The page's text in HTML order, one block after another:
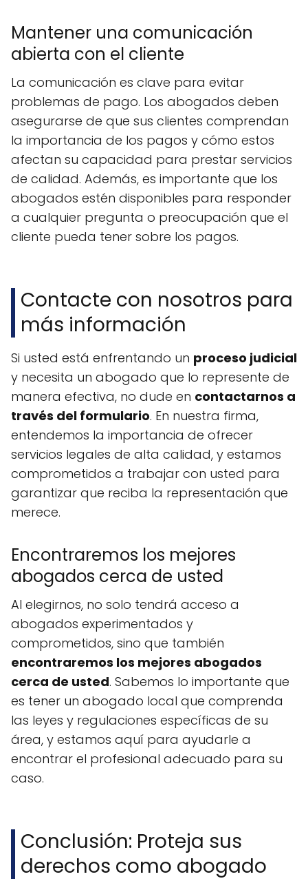
Mantener una comunicación
abierta con el cliente
La comunicación es clave para evitar
problemas de pago. Los abogados deben
asegurarse de que sus clientes comprendan
la importancia de los pagos y cómo estos
afectan su capacidad para prestar servicios
de calidad. Además, es importante que los
abogados estén disponibles para responder
a cualquier pregunta o preocupación que el
cliente pueda tener sobre los pagos.
Contacte con nosotros para
más información
Si usted está enfrentando un proceso judicial
y necesita un abogado que lo represente de
manera efectiva, no dude en contactarnos a
través del formulario. En nuestra firma,
entendemos la importancia de ofrecer
servicios legales de alta calidad, y estamos
comprometidos a trabajar con usted para
garantizar que reciba la representación que
merece.
Encontraremos los mejores
abogados cerca de usted
Al elegirnos, no solo tendrá acceso a
abogados experimentados y
comprometidos, sino que también
encontraremos los mejores abogados
cerca de usted. Sabemos lo importante que
es tener un abogado local que comprenda
las leyes y regulaciones específicas de su
área, y estamos aquí para ayudarle a
encontrar el profesional adecuado para su
caso.
Conclusión: Proteja sus
derechos como abogado